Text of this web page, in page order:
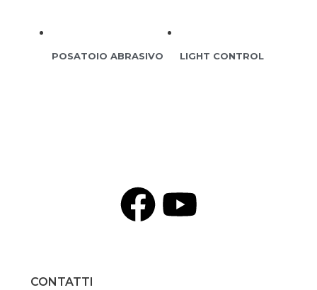
POSATOIO ABRASIVO LIGHT CONTROL
CONTATTI